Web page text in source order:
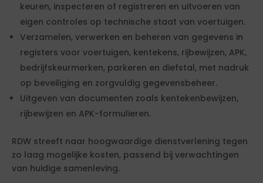
keuren, inspecteren of registreren en uitvoeren van
eigen controles op technische staat van voertuigen.
Verzamelen, verwerken en beheren van gegevens in
registers voor voertuigen, kentekens, rijbewijzen, APK,
bedrijfskeurmerken, parkeren en diefstal, met nadruk
op beveiliging en zorgvuldig gegevensbeheer.
Uitgeven van documenten zoals kentekenbewijzen,
rijbewijzen en APK-formulieren.
RDW streeft naar hoogwaardige dienstverlening tegen
zo laag mogelijke kosten, passend bij verwachtingen
van huidige samenleving.